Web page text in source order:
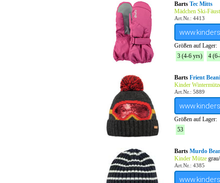
Barts Tec Mitts
Mädchen Ski-
Art.Nr.: 4413
Größen auf Lager:
3 (4-6 yrs)
4
Barts Frient
Kinder
Art.Nr.: 5889
Größen auf Lager:
53
Barts Murdo
Kinder Mütze
Art.Nr.: 4385